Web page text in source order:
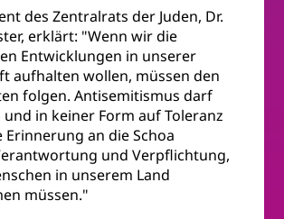
des Zentralrats der Juden, Dr.
erklärt: "Wenn wir die
Entwicklungen in unserer
aufhalten wollen, müssen den
folgen. Antisemitismus darf
in keiner Form auf Toleranz
Erinnerung an die Schoa
und Verpflichtung,
in unserem Land
müssen."